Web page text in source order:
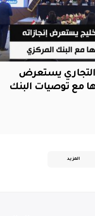
يستعرض
مع توصيات البنك
المزيد